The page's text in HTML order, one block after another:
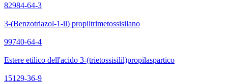
82984-64-3
3-(Benzotriazol-1-il) propiltrimetossisilano
99740-64-4
Estere etilico dell'acido 3-(trietossisilil)propilaspartico
15129-36-9